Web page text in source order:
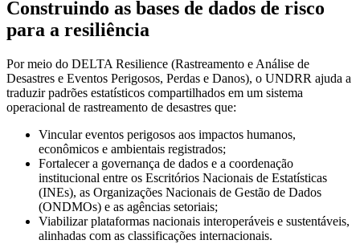
Construindo as bases de dados de risco
para a resiliência
Por meio do DELTA Resilience (Rastreamento e Análise de
Desastres e Eventos Perigosos, Perdas e Danos), o UNDRR ajuda a
traduzir padrões estatísticos compartilhados em um sistema
operacional de rastreamento de desastres que:
Vincular eventos perigosos aos impactos humanos,
econômicos e ambientais registrados;
Fortalecer a governança de dados e a coordenação
institucional entre os Escritórios Nacionais de Estatísticas
(INEs), as Organizações Nacionais de Gestão de Dados
(ONDMOs) e as agências setoriais;
Viabilizar plataformas nacionais interoperáveis ​​e sustentáveis,
alinhadas com as classificações internacionais.